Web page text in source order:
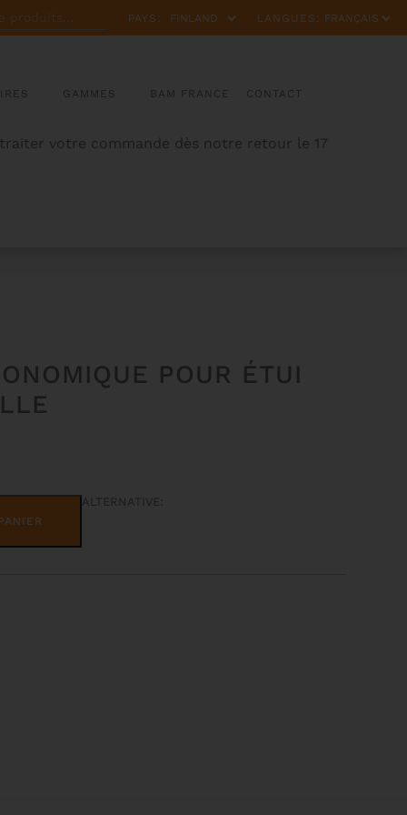
PAYS: LANGUES:
GAMMES BAM FRANCE CONTACT
votre commande dès notre retour le 17
POUR ÉTUI
ALTERNATIVE: